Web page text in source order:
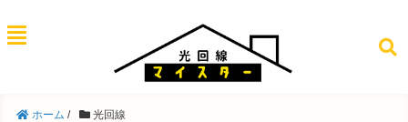
ホーム / 光回線